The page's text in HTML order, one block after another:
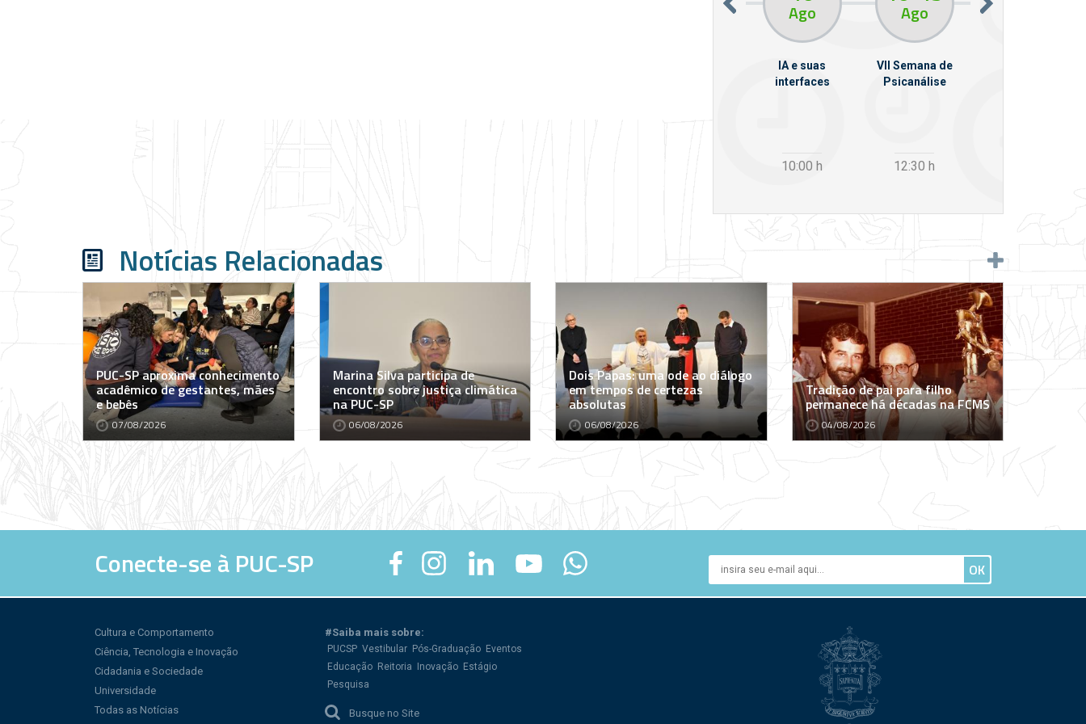
Ago
IA e suas
interfaces
10:00 h
Ago
VII Semana de
Psicanálise
12:30 h
Notícias Relacionadas
PUC-SP aproxima conhecimento
acadêmico de gestantes, mães
e bebês
07/08/2026
Marina Silva participa de
encontro sobre justiça climática
na PUC-SP
06/08/2026
Dois Papas: uma ode ao diálogo
em tempos de certezas
absolutas
06/08/2026
Tradição de pai para filho
permanece há décadas na FCMS
04/08/2026
Conecte-se à PUC-SP
Cultura e Comportamento
Ciência, Tecnologia e Inovação
Cidadania e Sociedade
Universidade
Todas as Notícias
#Saiba mais sobre:
PUCSP Vestibular Pós-Graduação Eventos
Educação Reitoria Inovação Estágio
Pesquisa
Busque no Site